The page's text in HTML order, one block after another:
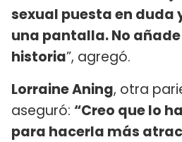
sexual puesta en duda
una pantalla. No
historia”, agregó.
Lorraine Aning, otra
aseguró: “Creo que lo
para hacerla más